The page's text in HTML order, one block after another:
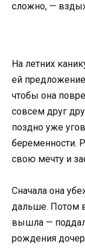
сложно, —
На летних
ей
чтобы она
совсем друг
поздно уже
беременности.
свою мечту и
Сначала она
дальше. Потом
вышла —
рождения